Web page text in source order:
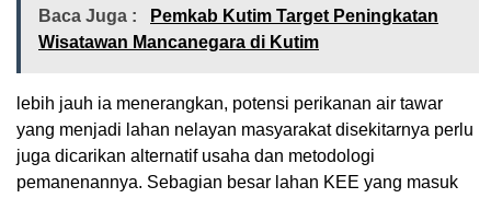
Baca Juga :
Pemkab Kutim Target Peningkatan
Wisatawan Mancanegara di Kutim
lebih jauh ia menerangkan, potensi perikanan air tawar
yang menjadi lahan nelayan masyarakat disekitarnya perlu
juga dicarikan alternatif usaha dan metodologi
pemanenannya. Sebagian besar lahan KEE yang masuk